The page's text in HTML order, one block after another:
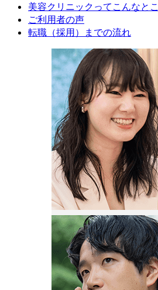
美容クリニックってこんなとこ
ご利用者の声
転職（採用）までの流れ